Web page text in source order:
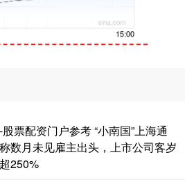
+47.56 +1.35%
票配资门户参考 “小南国”上海通
数月未见雇主出头，上市公司客岁
250%